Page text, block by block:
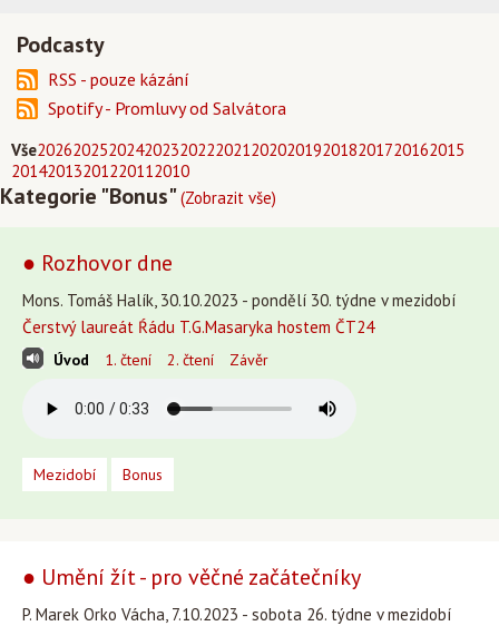
Vše202620252024202320222021202020192018201720162015
20142013201220112010
Kategorie "Bonus"(Zobrazit vše)
● Rozhovor dne
Mons. Tomáš Halík, 30.10.2023 - pondělí 30. týdne v mezidobí
Čerstvý laureát Ŕádu T.G.Masaryka hostem ČT24
Úvod 1. čtení 2. čtení Závěr
Mezidobí Bonus
● Umění žít - pro věčné začátečníky
P. Marek Orko Vácha, 7.10.2023 - sobota 26. týdne v mezidobí
Podcasty
RSS - pouze kázání
Spotify - Promluvy od Salvátora